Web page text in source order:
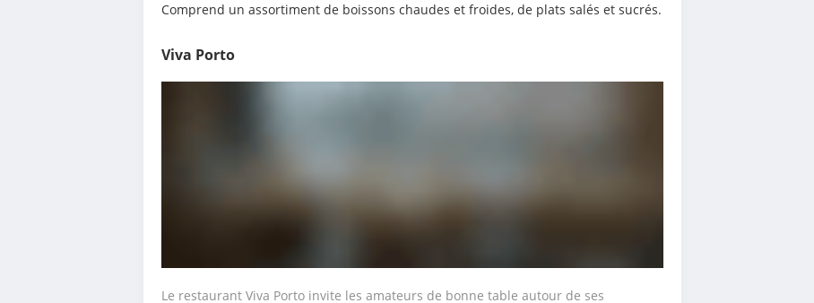
Comprend un assortiment de boissons chaudes et froides, de plats salés et sucrés.
Viva Porto
Le restaurant Viva Porto invite les amateurs de bonne table autour de ses